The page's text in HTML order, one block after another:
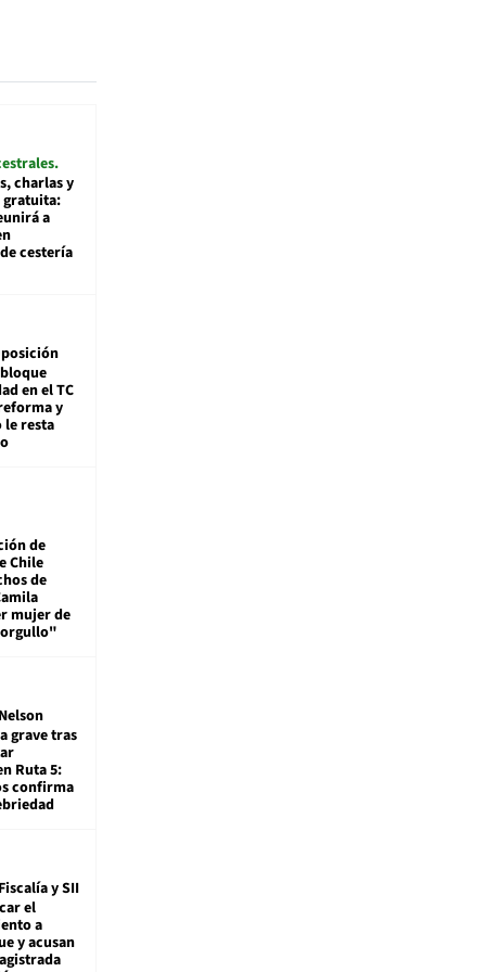
charlas y
gratuita:
a
cestería
en el TC
y
resta
de
Chile
de
mujer de
Nelson
grave tras
Ruta 5:
confirma
Fiscalía y SII
el
a
y acusan